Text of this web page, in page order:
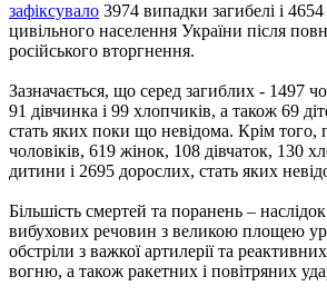
зафіксувало 3974 випадки загибелі і
цивільного населення України після
російського вторгнення.
Зазначається, що серед загиблих - 1497
91 дівчинка і 99 хлопчиків, а також 69
стать яких поки що невідома. Крім того,
чоловіків, 619 жінок, 108 дівчаток, 130
дитини і 2695 дорослих, стать яких
Більшість смертей та поранень – наслідок
вибухових речовин з великою площею
обстріли з важкої артилерії та
вогню, а також ракетних і повітряних